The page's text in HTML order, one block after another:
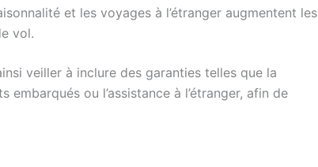
et les voyages à l’étranger augmentent les
vol.
veiller à inclure des garanties telles que la
embarqués ou l’assistance à l’étranger, afin de